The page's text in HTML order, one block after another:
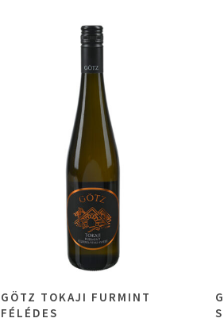
GÖTZ TOKAJI FURMINT
FÉLÉDES